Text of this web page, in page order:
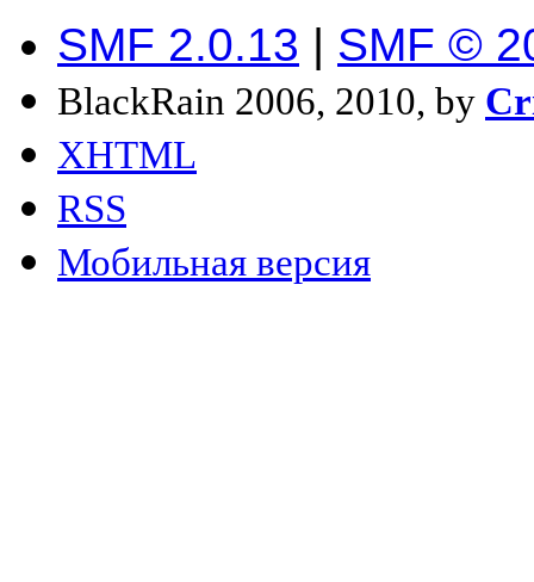
SMF 2.0.13 | SMF ©
BlackRain 2006, 2010, by
XHTML
RSS
Мобильная версия